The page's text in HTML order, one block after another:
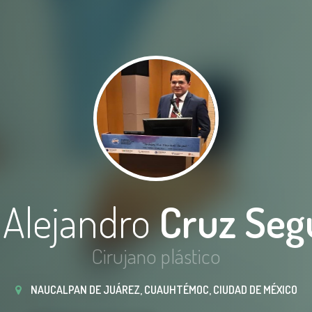
Cruz
Cirujano plástico
NAUCALPAN DE JUÁREZ, CUAUHTÉMOC, CIUDAD DE MÉXICO